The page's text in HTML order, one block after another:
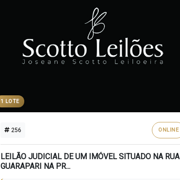
1 LOTE
256 ONLINE
LEILÃO JUDICIAL DE UM IMÓVEL SITUADO NA RUA
GUARAPARI NA PR...